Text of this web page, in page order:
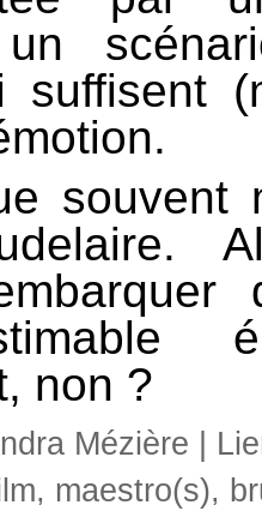
un
suffisent
souvent
non ?
Mézière |
, maestro(s),